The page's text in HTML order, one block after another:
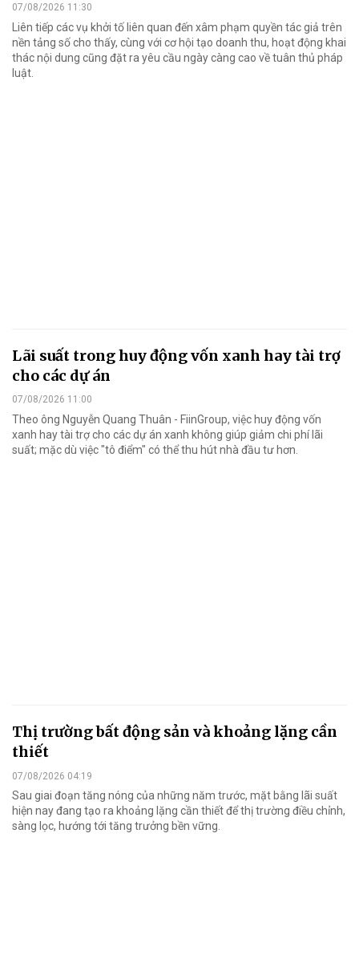
07/08/2026 11:30
Liên tiếp các vụ khởi tố liên quan đến xâm phạm quyền tác giả trên
nền tảng số cho thấy, cùng với cơ hội tạo doanh thu, hoạt động khai
thác nội dung cũng đặt ra yêu cầu ngày càng cao về tuân thủ pháp
luật.
Lãi suất trong huy động vốn xanh hay tài trợ
cho các dự án
07/08/2026 11:00
Theo ông Nguyễn Quang Thuân - FiinGroup, việc huy động vốn
xanh hay tài trợ cho các dự án xanh không giúp giảm chi phí lãi
suất; mặc dù việc "tô điểm" có thể thu hút nhà đầu tư hơn.
Thị trường bất động sản và khoảng lặng cần
thiết
07/08/2026 04:19
Sau giai đoạn tăng nóng của những năm trước, mặt bằng lãi suất
hiện nay đang tạo ra khoảng lặng cần thiết để thị trường điều chỉnh,
sàng lọc, hướng tới tăng trưởng bền vững.